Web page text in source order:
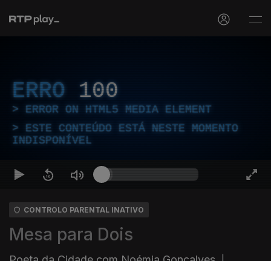
ERRO 100
ERROR ON HTML5 MEDIA ELEMENT
ESTE CONTEÚDO ESTÁ NESTE MOMENTO
INDISPONÍVEL
CONTROLO PARENTAL INATIVO
Mesa para Dois